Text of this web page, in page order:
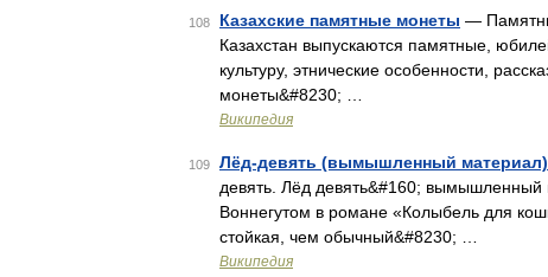
108 Казахские памятные монеты —
Казахстан выпускаются памятные,
культуру, этнические особенности,
монеты&#8230; …
Википедия
109 Лёд-девять (вымышленный материал)
девять. Лёд девять&#160;
Воннегутом в романе «Колыбель для
стойкая, чем обычный&#8230; …
Википедия